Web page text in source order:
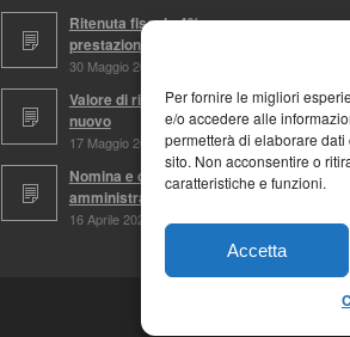
Per fornire le migliori
e/o accedere alle
permetterà di elaborare
sito. Non acconsentire o
caratteristiche e funzioni.
Accetta
Ritenuta fiscale 4%,
prestazioni soggette
30 Maggio 2026
Valore di ricostruzione a
nuovo
17 Maggio 2026
Nomina e conferma
amministratore
16 Aprile 2026
Forum